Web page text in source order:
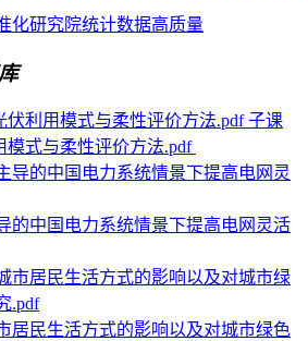
化研究院统计数据高质量
子课
模式与柔性评价方法.pdf
的中国电力系统情景下提高电网灵活
居民生活方式的影响以及对城市绿色